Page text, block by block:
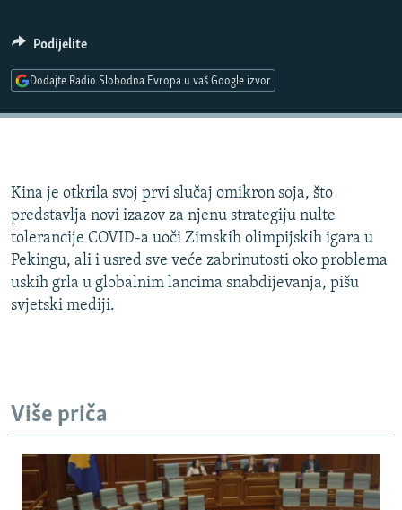
VIŠE OD NASLOVA
GENOCID U SREBRENICI
POPLAVE I KLIZIŠTA U BIH 2024.
MOJA EVROPA
TRI DECENIJE OD RATA U BIH
SVE KARTE DEJTONA
NASTANAK I RASPAD JUGOSLAVIJE
Podijelite
Dodajte Radio Slobodna Evropa u vaš Google izvor
Kina je otkrila svoj prvi slučaj omikron soja, što
predstavlja novi izazov za njenu strategiju nulte
tolerancije COVID-a uoči Zimskih olimpijskih igara u
Pekingu, ali i usred sve veće zabrinutosti oko problema
uskih grla u globalnim lancima snabdijevanja, pišu
svjetski mediji.
Više priča